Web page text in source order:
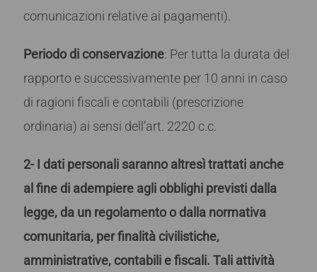
comunicazioni relative ai pagamenti).
Periodo di conservazione: Per tutta la durata del
rapporto e successivamente per 10 anni in caso
di ragioni fiscali e contabili (prescrizione
ordinaria) ai sensi dell’art. 2220 c.c.
2- I dati personali saranno altresì trattati anche
al fine di adempiere agli obblighi previsti dalla
legge, da un regolamento o dalla normativa
comunitaria, per finalità civilistiche,
amministrative, contabili e fiscali. Tali attività